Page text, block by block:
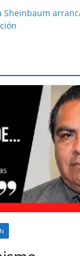
Sheinbaum